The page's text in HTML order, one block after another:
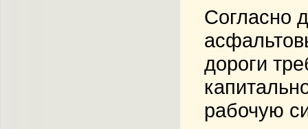
Согласно
дороги
рабочую